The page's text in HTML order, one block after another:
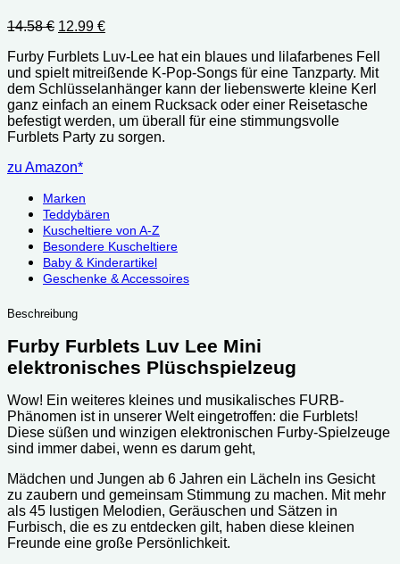
14.58€ Ursprünglicher
war:
14.58 €
12.99 €Aktueller
ist:
12.99 €.
Furby Furblets Luv-Lee hat ein blaues und lilafarbenes Fell
und spielt mitreißende K-Pop-Songs für eine Tanzparty. Mit
dem Schlüsselanhänger kann der liebenswerte kleine Kerl
ganz einfach an einem Rucksack oder einer Reisetasche
befestigt werden, um überall für eine stimmungsvolle
Furblets Party zu sorgen.
zu Amazon*
Marken
Teddybären
Kuscheltiere von A-Z
Besondere Kuscheltiere
Baby & Kinderartikel
Geschenke & Accessoires
Beschreibung
Furby Furblets Luv Lee Mini
elektronisches Plüschspielzeug
Wow! Ein weiteres kleines und musikalisches FURB-
Phänomen ist in unserer Welt eingetroffen: die Furblets!
Diese süßen und winzigen elektronischen Furby-Spielzeuge
sind immer dabei, wenn es darum geht,
Mädchen und Jungen ab 6 Jahren ein Lächeln ins Gesicht
zu zaubern und gemeinsam Stimmung zu machen. Mit mehr
als 45 lustigen Melodien, Geräuschen und Sätzen in
Furbisch, die es zu entdecken gilt, haben diese kleinen
Freunde eine große Persönlichkeit.